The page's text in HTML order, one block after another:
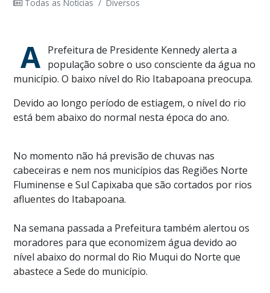
Todas as Notícias / Diversos
A Prefeitura de Presidente Kennedy alerta a
população sobre o uso consciente da água no
município. O baixo nível do Rio Itabapoana preocupa.
Devido ao longo período de estiagem, o nível do rio
está bem abaixo do normal nesta época do ano.
No momento não há previsão de chuvas nas
cabeceiras e nem nos municípios das Regiões Norte
Fluminense e Sul Capixaba que são cortados por rios
afluentes do Itabapoana.
Na semana passada a Prefeitura também alertou os
moradores para que economizem água devido ao
nível abaixo do normal do Rio Muqui do Norte que
abastece a Sede do município.